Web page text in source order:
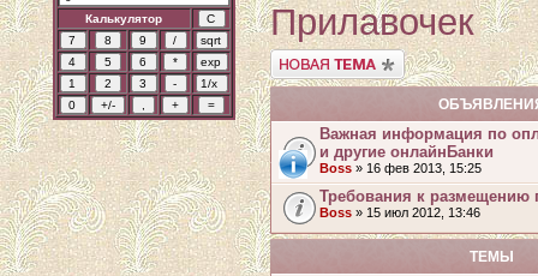
Калькулятор Прилавочек
Начать новую тему
Важная информация по
и другие онлайнБанки
Boss » 16 фев 2013, 15:25
Требования к размещению
Boss » 15 июл 2012, 13:46
ТЕМЫ